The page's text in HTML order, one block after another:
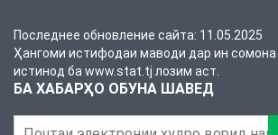
Последнее обновление сайта: 11.05.2025
Ҳангоми истифодаи маводи дар ин
истинод ба www.stat.tj лозим аст.
БА ХАБАРҲО ОБУНА ШАВЕД